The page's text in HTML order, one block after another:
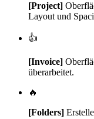
[Project]
Layout und
👍
[Invoice]
überarbeitet.
🔥
[Folders]